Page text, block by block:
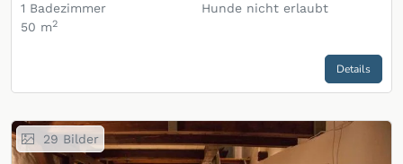
1 Badezimmer
50 m2
Hunde nicht erlaubt
Details
29 Bilder